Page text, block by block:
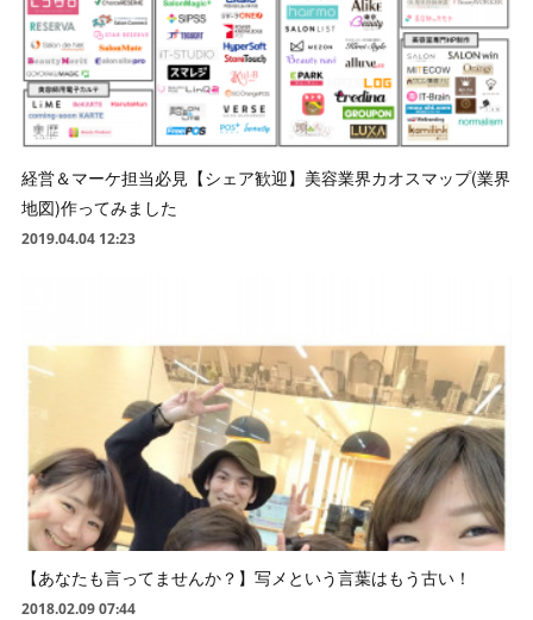
経営＆マーケ担当必見【シェア歓迎】美容業界カオスマップ(業界
地図)作ってみました
2019.04.04 12:23
【あなたも言ってませんか？】写メという言葉はもう古い！
2018.02.09 07:44